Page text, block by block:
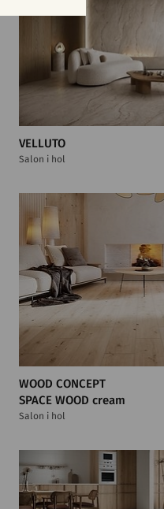
VELLUTO
Salon i hol
WOOD CONCEPT
SPACE WOOD cream
Salon i hol